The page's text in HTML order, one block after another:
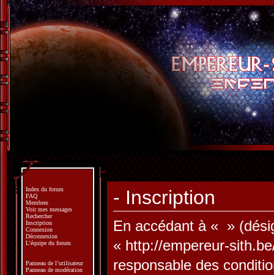
- Inscription
En accédant à « »
« http://empereur-
responsable des
Index du forum
FAQ
Membres
Voir mes messages
Rechercher
Inscription
Connexion
Déconnexion
L’équipe du forum
Panneau de l’utilisateur
Panneau de modération